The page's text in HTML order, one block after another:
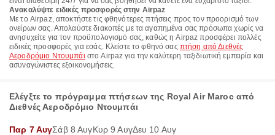
Ανακαλύψτε ειδικές προσφορές στην Airpaz
Με το Airpaz, αποκτήστε τις φθηνότερες πτήσεις προς τον προορισμό των
ονείρων σας. Απολαύστε διακοπές με τα αγαπημένα σας πρόσωπα χωρίς να
ανησυχείτε για τον προϋπολογισμό σας, καθώς η Airpaz προσφέρει πολλές
ειδικές προσφορές για εσάς. Κλείστε το φθηνό σας πτήση από Διεθνές
Αεροδρόμιο Ντουμπάι στο Airpaz για την καλύτερη ταξιδιωτική εμπειρία και
ασυναγώνιστες εξοικονομήσεις.
Ελέγξτε το πρόγραμμα πτήσεων της Royal Air Maroc από
Διεθνές Αεροδρόμιο Ντουμπάι
Παρ 7 ΑυγΣάβ 8 ΑυγΚυρ 9 ΑυγΔευ 10 Αυγ